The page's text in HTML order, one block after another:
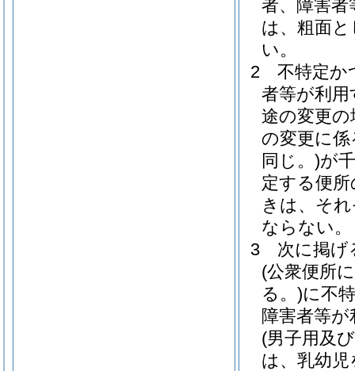
者、障害
は、粗面
い。
2
不特定か
者等が利
途の変更
の変更に
同じ。)が
定する便
きは、そ
ならない。
3
次に掲げ
(公衆便所
る。)に不
障害者等
(男子用及
は、乳幼